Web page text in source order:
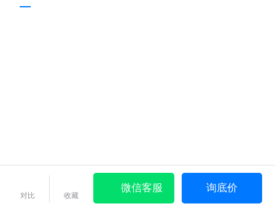
对比 收藏
微信客服 询底价